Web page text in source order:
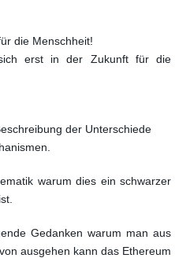
die Menschheit!
erst in der Zukunft für die
der Unterschiede
warum dies ein schwarzer
Gedanken warum man aus
ausgehen kann das Ethereum